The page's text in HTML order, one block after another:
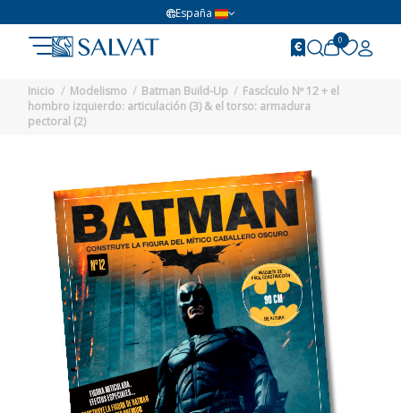
España
0
Inicio Modelismo Batman Build-Up
Fascículo Nº 12 + el
hombro izquierdo: articulación (3) & el torso: armadura
pectoral (2)